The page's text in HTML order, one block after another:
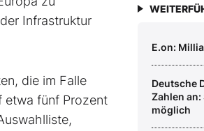
Infrastruktur
die im Falle
etwa fünf Prozent
E.on:
Deutsche
Zahlen
möglich